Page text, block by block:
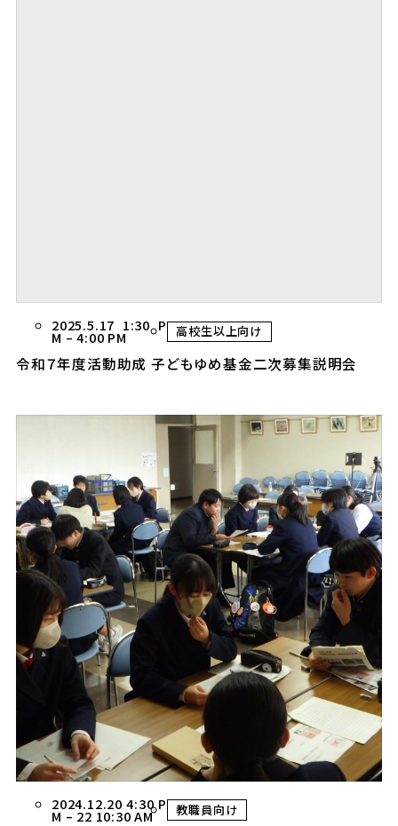
2025.5.17 1:30 P
M –4:00 PM 高校生以上向け
令和７年度活動助成 子どもゆめ基金二次募集説明会
2024.12.20 4:30 P
M – 22 10:30 AM 教職員向け